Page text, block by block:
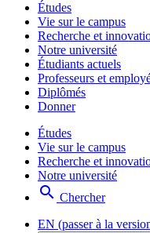
Études
Vie sur le campus
Recherche et
Notre université
Étudiants actuels
Professeurs et
Diplômés
Donner
Études
Vie sur le campus
Recherche et
Notre université
search Chercher
EN (passer à la